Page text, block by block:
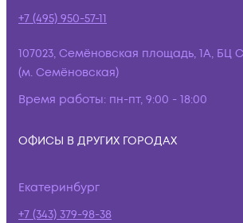
+7 (495) 950-57-11
107023, Семёновская площадь, 1А, БЦ
(м. Семёновская)
Время работы: пн-пт, 9:00 - 18:00
ОФИСЫ В ДРУГИХ ГОРОДАХ
Екатеринбург
+7 (343) 379-98-38